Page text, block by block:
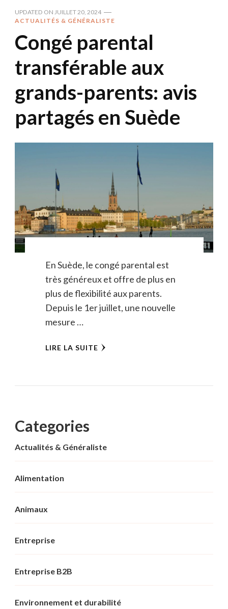
UPDATED ON JUILLET 20, 2024
ACTUALITÉS & GÉNÉRALISTE
Congé parental
transférable aux
grands-parents: avis
partagés en Suède
En Suède, le congé parental est
très généreux et offre de plus en
plus de flexibilité aux parents.
Depuis le 1er juillet, une nouvelle
mesure …
LIRE LA SUITE
Categories
Actualités & Généraliste
Alimentation
Animaux
Entreprise
Entreprise B2B
Environnement et durabilité